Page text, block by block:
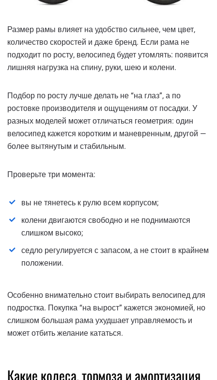
Размер рамы влияет на удобство сильнее, чем цвет,
количество скоростей и даже бренд. Если рама не
подходит по росту, велосипед будет утомлять: появится
лишняя нагрузка на спину, руки, шею и колени.
Подбор по росту лучше делать не “на глаз”, а по
ростовке производителя и ощущениям от посадки. У
разных моделей может отличаться геометрия: один
велосипед кажется коротким и маневренным, другой —
более вытянутым и стабильным.
Проверьте три момента:
вы не тянетесь к рулю всем корпусом;
колени двигаются свободно и не поднимаются
слишком высоко;
седло регулируется с запасом, а не стоит в крайнем
положении.
Особенно внимательно стоит выбирать велосипед для
подростка. Покупка “на вырост” кажется экономией, но
слишком большая рама ухудшает управляемость и
может отбить желание кататься.
Какие колеса, тормоза и амортизация